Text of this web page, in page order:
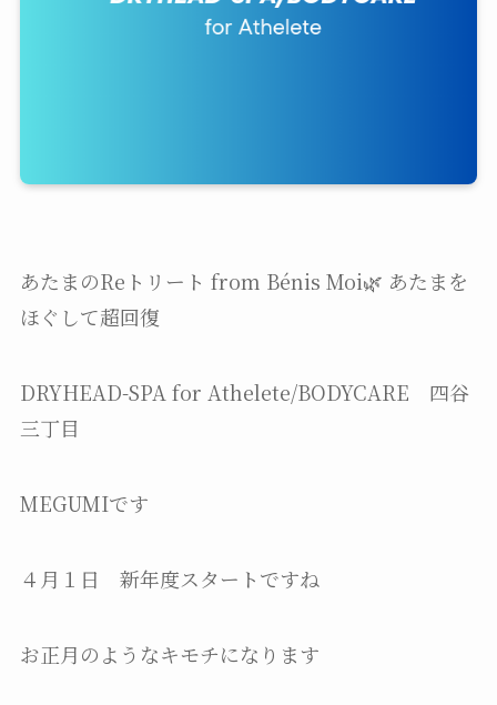
あたまのReトリート from Bénis Moi🌿 あたまを
ほぐして超回復
DRYHEAD-SPA for Athelete/BODYCARE 四谷
三丁目
MEGUMIです
４月１日 新年度スタートですね
お正月のようなキモチになります